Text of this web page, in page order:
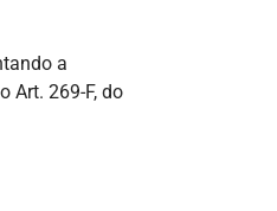
a
Art. 269-F, do